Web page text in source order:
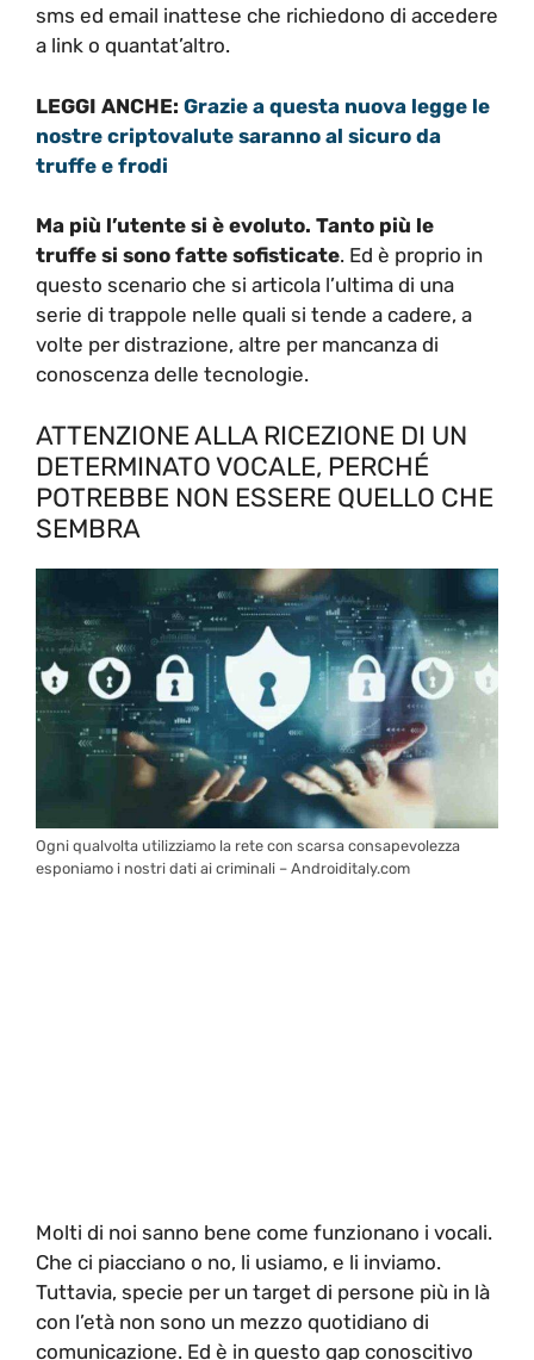
sms ed email inattese che richiedono di accedere
a link o quantat’altro.
LEGGI ANCHE: Grazie a questa nuova legge le
nostre criptovalute saranno al sicuro da
truffe e frodi
Ma più l’utente si è evoluto. Tanto più le
truffe si sono fatte sofisticate. Ed è proprio in
questo scenario che si articola l’ultima di una
serie di trappole nelle quali si tende a cadere, a
volte per distrazione, altre per mancanza di
conoscenza delle tecnologie.
ATTENZIONE ALLA RICEZIONE DI UN
DETERMINATO VOCALE, PERCHÉ
POTREBBE NON ESSERE QUELLO CHE
SEMBRA
Ogni qualvolta utilizziamo la rete con scarsa consapevolezza
esponiamo i nostri dati ai criminali – Androiditaly.com
Molti di noi sanno bene come funzionano i vocali.
Che ci piacciano o no, li usiamo, e li inviamo.
Tuttavia, specie per un target di persone più in là
con l’età non sono un mezzo quotidiano di
comunicazione. Ed è in questo gap conoscitivo